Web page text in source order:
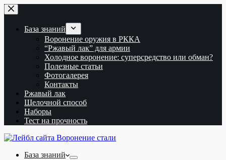
Перейти
к
База знаний
Воронение оружия в РККА
“Ржавый лак” для армии
Холодное воронение: суперсредство или обман?
Полезные статьи
Фотогалерея
Контакты
Ржавый лак
Щелочной способ
Наборы
Тест на прочность
База знаний